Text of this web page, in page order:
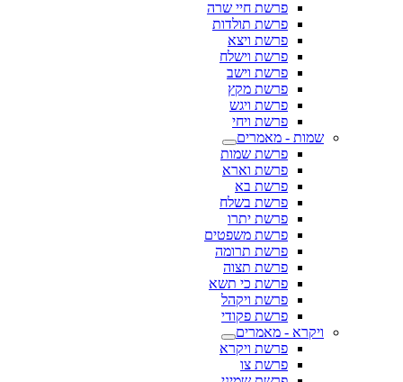
פרשת חיי שרה
פרשת תולדות
פרשת ויצא
פרשת וישלח
פרשת וישב
פרשת מקץ
פרשת ויגש
פרשת ויחי
שמות - מאמרים
פרשת שמות
פרשת וארא
פרשת בא
פרשת בשלח
פרשת יתרו
פרשת משפטים
פרשת תרומה
פרשת תצוה
פרשת כי תשא
פרשת ויקהל
פרשת פקודי
ויקרא - מאמרים
פרשת ויקרא
פרשת צו